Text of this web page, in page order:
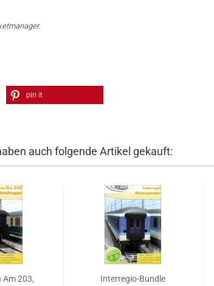
pin it
auch folgende Artikel gekauft:
Am 203,
Interregio-Bundle